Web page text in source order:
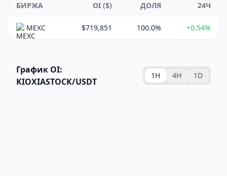
БИРЖА OI ($) ДОЛЯ 24Ч
MEXC $719,851 100.0% +0.54%
График OI:
KIOXIASTOCK/USDT
1H 4H 1D